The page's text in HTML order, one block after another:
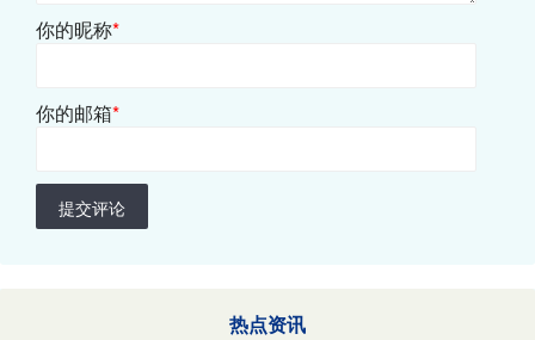
你的昵称*
你的邮箱*
提交评论
热点资讯